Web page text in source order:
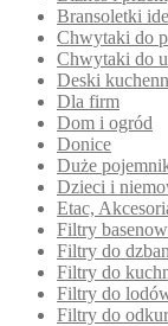
Bransoletki
Chwytaki do
Chwytaki do
Deski
Dla firm
Dom i ogród
Donice
Duże
Dzieci i
Etac,
Filtry
Filtry do
Filtry do
Filtry do
Filtry do